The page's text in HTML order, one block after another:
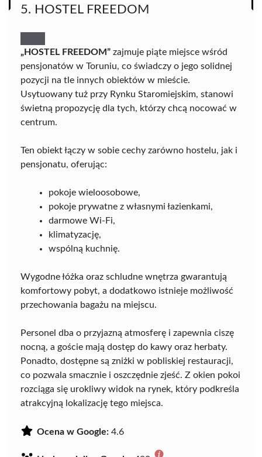
5. HOSTEL FREEDOM
„HOSTEL FREEDOM” zajmuje piąte miejsce wśród
pensjonatów w Toruniu, co świadczy o jego solidnej
pozycji na tle innych obiektów w mieście.
Usytuowany tuż przy Rynku Staromiejskim, stanowi
świetną propozycję dla tych, którzy chcą nocować w
centrum.
Ten obiekt łączy w sobie cechy zarówno hostelu, jak i
pensjonatu, oferując:
pokoje wieloosobowe,
pokoje prywatne z własnymi łazienkami,
darmowe Wi-Fi,
klimatyzację,
wspólną kuchnię.
Wygodne łóżka oraz schludne wnętrza gwarantują
komfortowy pobyt, a dodatkowo istnieje możliwość
przechowania bagażu na miejscu.
Personel dba o przyjazną atmosferę i zapewnia ciszę
nocną, a goście mają dostęp do kawy oraz herbaty.
Ponadto, dostępne są zniżki w pobliskiej restauracji,
co pozwala smacznie i oszczędnie zjeść. Z okien pokoi
rozciąga się urokliwy widok na rynek, który podkreśla
atrakcyjną lokalizację tego miejsca.
Ocena w Google: 4.6